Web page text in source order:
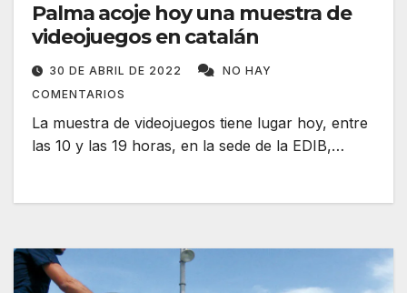
Palma acoje hoy una muestra de
videojuegos en catalán
30 DE ABRIL DE 2022
NO HAY
COMENTARIOS
La muestra de videojuegos tiene lugar hoy, entre
las 10 y las 19 horas, en la sede de la EDIB,…